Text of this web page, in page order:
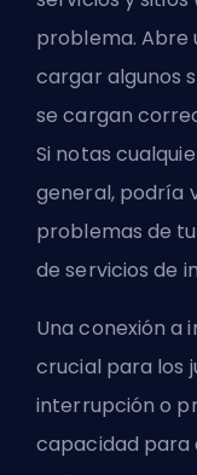
problema. Abre
cargar algunos
se cargan
Si notas
general, podría
problemas de
de servicios de
Una conexión a
crucial para los
interrupción o
capacidad para